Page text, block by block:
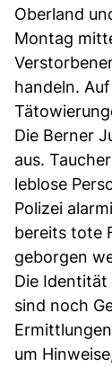
Oberland
Montag
handeln.
Die Berner
aus.
leblose
Polizei
bereits tote
geborgen
Die Identität
sind noch
um